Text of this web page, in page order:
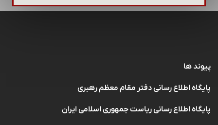
پیوند ها
پایگاه اطلاع رسانی دفتر مقام معظم رهبری
پایگاه اطلاع رسانی ریاست جمهوری اسلامی ایران